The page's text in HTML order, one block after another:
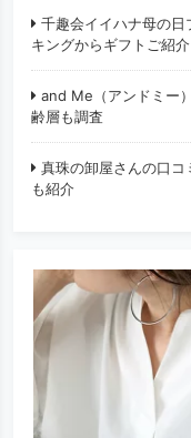
千趣会イイハナ母の日
キングからギフトご紹介
and Me（アンドミー
齢層も調査
真珠の卸屋さんの口コ
も紹介